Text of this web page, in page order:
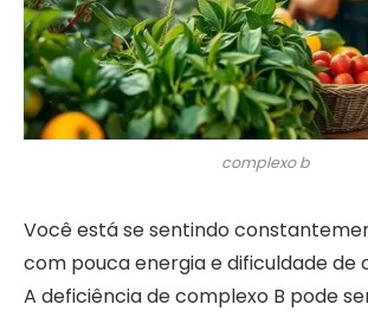
complexo b
Você está se sentindo
com pouca energia e dificuldade de
A deficiência de complexo B pode